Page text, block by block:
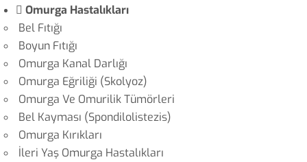
Omurga Hastalıkları
Bel Fıtığı
Boyun Fıtığı
Omurga Kanal Darlığı
Omurga Eğriliği (Skolyoz)
Omurga Ve Omurilik Tümörleri
Bel Kayması (Spondilolistezis)
Omurga Kırıkları
İleri Yaş Omurga Hastalıkları